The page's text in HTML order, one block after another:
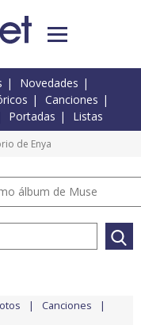
Novedades
Canciones
Portadas Listas
de Enya
álbum de Muse
Canciones